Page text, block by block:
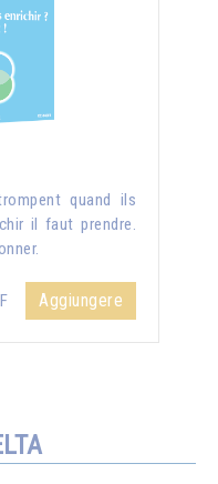
quand ils
il faut prendre.
Aggiungere